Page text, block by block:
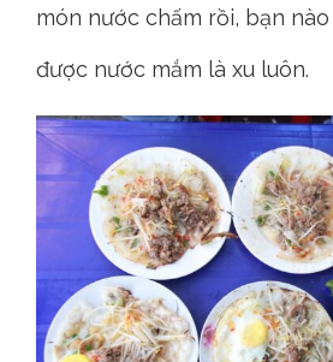
món nước chấm rồi, bạn
được nước mắm là xu luôn.